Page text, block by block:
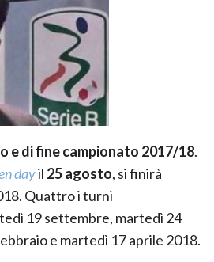
e di fine campionato 2017/18.
dayil 25 agosto, si finirà
Quattro i turni
19 settembre, martedì 24
e martedì 17 aprile 2018.